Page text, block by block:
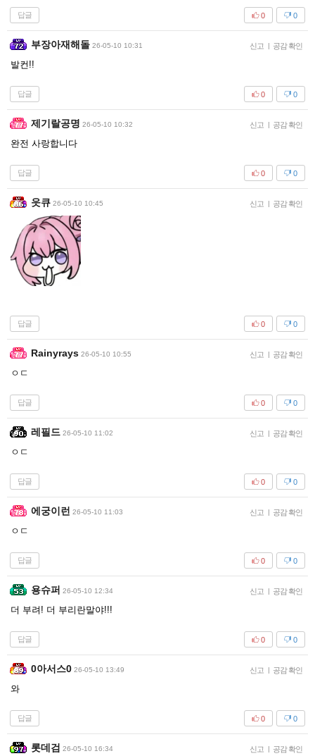
답글 0
0
부장아재해돌 26-05-10 10:31 신고 공감 확인
발컨!!
답글 0
0
제기랄공명 26-05-10 10:32 신고 공감 확인
완전 사랑합니다
답글 0
0
읏큐 26-05-10 10:45 신고 공감 확인
답글 0
0
Rainyrays 26-05-10 10:55 신고 공감 확인
ㅇㄷ
답글 0
0
레필드 26-05-10 11:02 신고 공감 확인
ㅇㄷ
답글 0
0
에궁이런 26-05-10 11:03 신고 공감 확인
ㅇㄷ
답글 0
0
용슈퍼 26-05-10 12:34 신고 공감 확인
더 부려! 더 부리란말야!!!
답글 0
0
0아서스0 26-05-10 13:49 신고 공감 확인
와
답글 0
0
롯데검 26-05-10 16:34 신고 공감 확인